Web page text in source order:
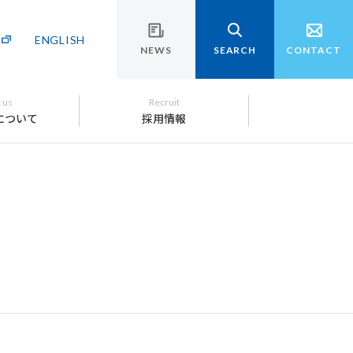
ENGLISH
NEWS SEARCH CONTACT
us
ついて
Recruit
採用情報